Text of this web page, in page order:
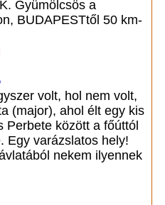
Gyümölcsös a
BUDAPESTtől 50 km-
volt, hol nem volt,
(major), ahol élt egy kis
Perbete között a főúttól
Egy varázslatos hely!
nekem ilyennek